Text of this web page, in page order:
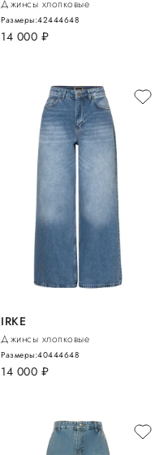
Джинсы хлопковые
14 000 руб.
Размеры:42444648
IRKE
Джинсы хлопковые
14 000 руб.
Размеры:40444648